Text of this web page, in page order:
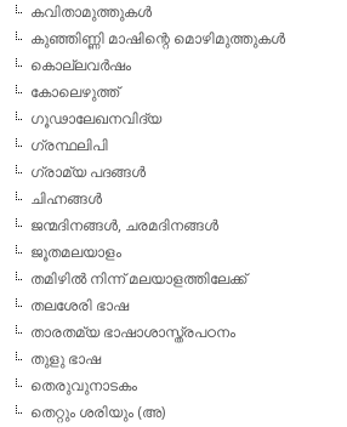
കവിതാമുത്തുകള്‍
കുഞ്ഞിണ്ണി മാഷിന്റെ മൊഴിമുത്തുകള്‍
കൊല്ലവര്‍ഷം
കോലെഴുത്ത്
ഗൂഢാലേഖനവിദ്യ
ഗ്രന്ഥലിപി
ഗ്രാമ്യ പദങ്ങള്‍
ചിഹ്നങ്ങള്‍
ജന്മദിനങ്ങള്‍, ചരമദിനങ്ങള്‍
ജൂതമലയാളം
തമിഴില്‍ നിന്ന് മലയാളത്തിലേക്ക്
തലശേരി ഭാഷ
താരതമ്യ ഭാഷാശാസ്ത്രപഠനം
തുളു ഭാഷ
തെരുവുനാടകം
തെറ്റും ശരിയും (അ)